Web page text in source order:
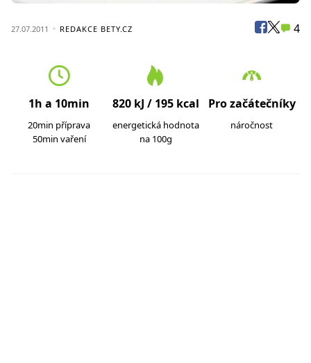
27.07.2011 REDAKCE BETY.CZ 4
1h a 10min
20min příprava
50min vaření
820 kJ / 195 kcal
energetická hodnota
na 100g
Pro začátečníky
náročnost